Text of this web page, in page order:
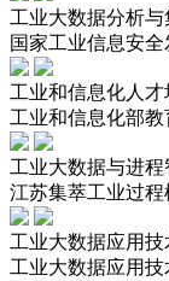
工业大数据分析
国家工业信息安
工业和信息化人
工业和信息化部
工业大数据与进
江苏集萃工业过
工业大数据应用
工业大数据应用